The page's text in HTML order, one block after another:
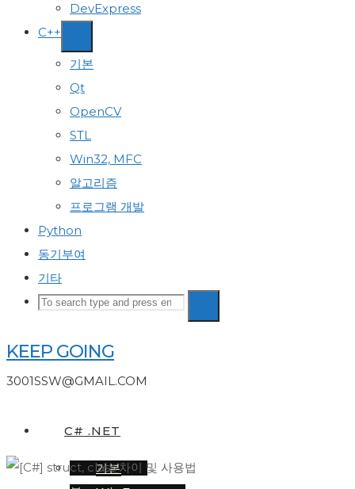
DevExpress
C++
기본
Qt
OpenCV
STL
Win32, MFC
알고리즘
프로그램 개발
Python
동기부여
기타
Search
Search
KEEP GOING
3001SSW@GMAIL.COM
C# .NET
기본